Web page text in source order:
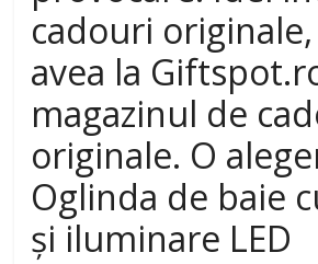
cadouri
avea la
magazinul de
originale. O
Oglinda de baie
și iluminare LED